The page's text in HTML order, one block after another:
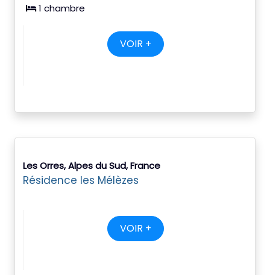
1 chambre
VOIR +
Les Orres, Alpes du Sud, France
Résidence les Mélèzes
VOIR +